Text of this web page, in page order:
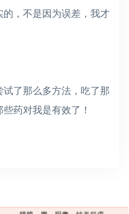
，不是因为误差，我才
了那么多方法，吃了那
药对我是有效了！